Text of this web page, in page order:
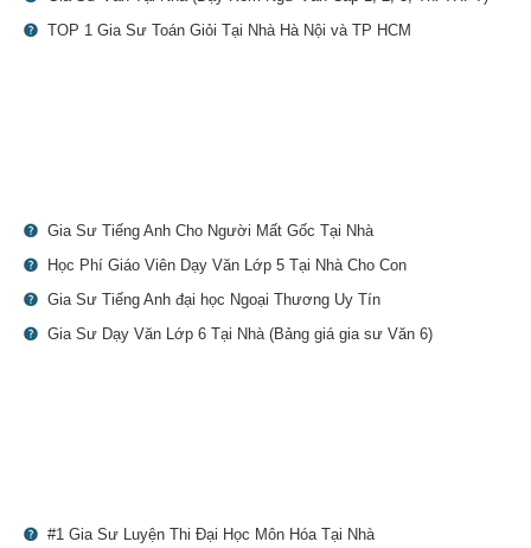
TOP 1 Gia Sư Toán Giỏi Tại Nhà Hà Nội và TP HCM
Gia Sư Tiếng Anh Cho Người Mất Gốc Tại Nhà
Học Phí Giáo Viên Dạy Văn Lớp 5 Tại Nhà Cho Con
Gia Sư Tiếng Anh đại học Ngoại Thương Uy Tín
Gia Sư Dạy Văn Lớp 6 Tại Nhà (Bảng giá gia sư Văn 6)
#1 Gia Sư Luyện Thi Đại Học Môn Hóa Tại Nhà